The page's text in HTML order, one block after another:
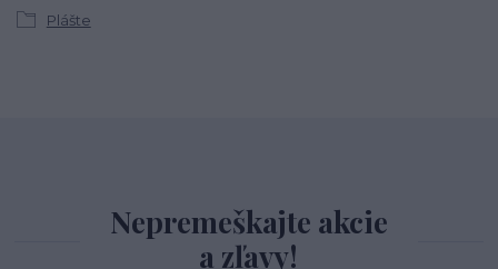
Plášte
Nepremeškajte akcie
a zľavy!